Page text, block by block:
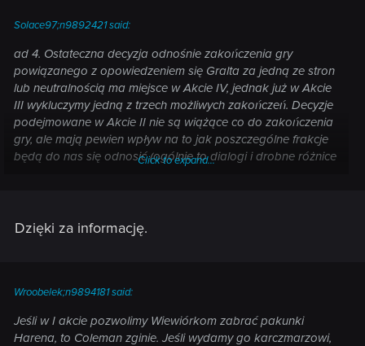
układ pokera trzy te same wartości i dwie te same wartości.
Najczęściej, aby z kimś wygrać potrzebujemy po prostu kilku
prób, ja zawsze robiłem je za minimalną kwotę (nie
podbijałem stawek), bo szkoda pieniędzy, które tak na
prawdę zarobić jest łatwo na dużo innych sposobów. Przy
trudniejszych przeciwnikach można zapisywć grę i
wczytywać po przegranej.
Solace97;n9892421 said:
ad 4. Ostateczna decyzja odnośnie zakończenia gry
powiązanego z opowiedzeniem się Gralta za jedną ze stron
lub neutralnością ma miejsce w Akcie IV, jednak już w Akcie
III wykluczymy jedną z trzech możliwych zakończeń. Decyzje
podejmowane w Akcie II nie są wiążące co do zakończenia
gry, ale mają pewien wpływ na to jak poszczególne frakcje
będą do nas się odnosić (ogólnie to dialogi i drobne różnice
prawda"). Potem dostaniemy klucz na własność.
Click to expand...
Dzięki za informację.
Wroobelek;n9894181 said:
Jeśli w I akcie pozwolimy Wiewiórkom zabrać pakunki
Harena, to Coleman zginie. Jeśli wydamy go karczmarzowi,